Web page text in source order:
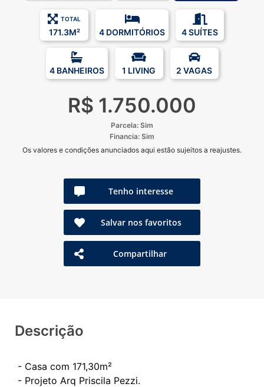
TOTAL
171.3M² 4 DORMITÓRIOS 4 SUÍTES
4 BANHEIROS 1 LIVING 2 VAGAS
R$ 1.750.000
Parcela: Sim
Financia: Sim
Os valores e condições anunciados aqui estão sujeitos a reajustes.
Tenho interesse
Salvar nos favoritos
Compartilhar
Descrição
- Casa com 171,30m²
- ⁠Projeto Arq Priscila Pezzi.